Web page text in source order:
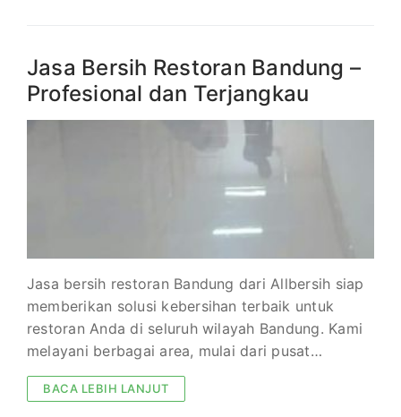
Jasa Bersih Restoran Bandung –
Profesional dan Terjangkau
Jasa bersih restoran Bandung dari Allbersih siap
memberikan solusi kebersihan terbaik untuk
restoran Anda di seluruh wilayah Bandung. Kami
melayani berbagai area, mulai dari pusat…
BACA LEBIH LANJUT